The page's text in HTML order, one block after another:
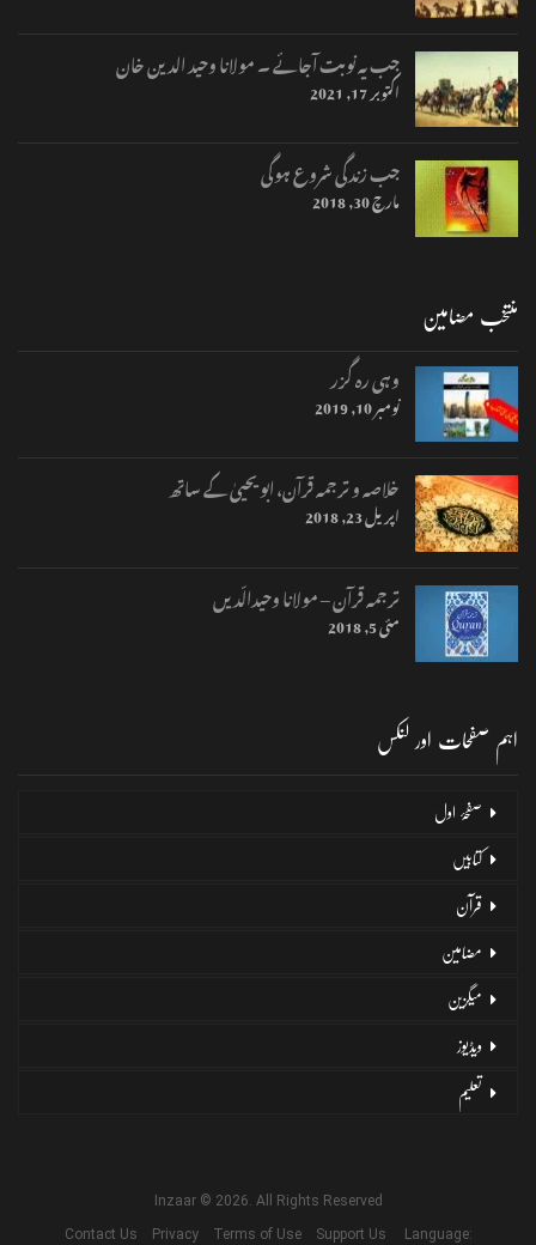
جب یہ نوبت آجائے ۔ مولانا وحید الدین خان
اکتوبر 17, 2021
جب زندگی شروع ہوگی
مارچ 30, 2018
منتخب مضامین
وہی رہ گزر
نومبر 10, 2019
خلاصہ و ترجمہ قرآن، ابو یحییٰ کے ساتھ
اپریل 23, 2018
ترجمہ قرآن – مولانا وحیدالّدیں
مئی 5, 2018
اہم صفحات اور لنکس
صفحۂ اول
کتابیں
قرآن
مضامین
میگزین
ویڈیوز
تعلیم
Inzaar © 2026. All Rights Reserved
Contact Us
Privacy Terms of Use Support Us Language: